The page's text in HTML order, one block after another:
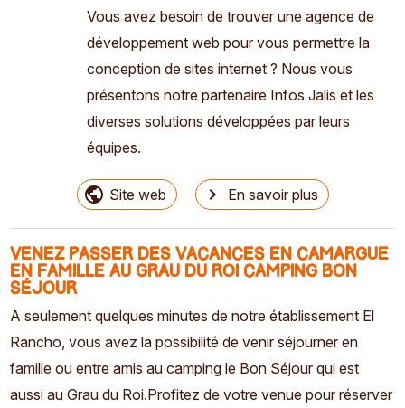
Vous avez besoin de trouver une agence de
développement web pour vous permettre la
conception de sites internet ? Nous vous
présentons notre partenaire Infos Jalis et les
diverses solutions développées par leurs
équipes.
public Site web navigate_next En savoir plus
Venez passer des vacances en Camargue
en famille au Grau du roi Camping Bon
Séjour
A seulement quelques minutes de notre établissement El
Rancho, vous avez la possibilité de venir séjourner en
famille ou entre amis au camping le Bon Séjour qui est
aussi au Grau du Roi.Profitez de votre venue pour réserver